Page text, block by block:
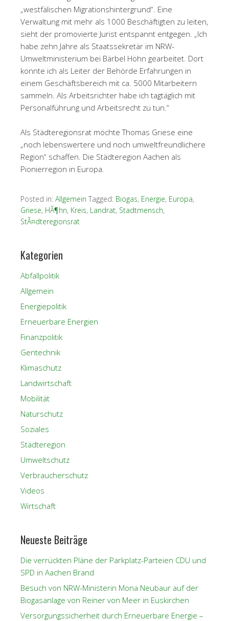
„westfälischen Migrationshintergrund“. Eine
Verwaltung mit mehr als 1000 Beschäftigten zu leiten,
sieht der promovierte Jurist entspannt entgegen. „Ich
habe zehn Jahre als Staatssekretär im NRW-
Umweltministerium bei Bärbel Höhn gearbeitet. Dort
konnte ich als Leiter der Behörde Erfahrungen in
einem Geschäftsbereich mit ca. 5000 Mitarbeitern
sammeln. Als Arbeitsrichter habe ich tagtäglich mit
Personalführung und Arbeitsrecht zu tun.“
Als Städteregionsrat möchte Thomas Griese eine
„noch lebenswertere und noch umweltfreundlichere
Region“ schaffen. Die Städteregion Aachen als
Pionierregion in Europa.
Posted in: Allgemein Tagged: Biogas, Energie, Europa,
Griese, HÃ¶hn, Kreis, Landrat, Stadtmensch,
StÃ¤dteregionsrat
Kategorien
Abfallpolitik
Allgemein
Energiepolitik
Erneuerbare Energien
Finanzpolitik
Gentechnik
Klimaschutz
Landwirtschaft
Mobilität
Naturschutz
Soziales
Städteregion
Umweltschutz
Verbraucherschutz
Videos
Wirtschaft
Neueste Beiträge
Die verrückten Pläne der Parkplatz-Parteien CDU und
SPD in Aachen Brand
Besuch von NRW-Ministerin Mona Neubaur auf der
Biogasanlage von Reiner von Meer in Euskirchen
Versorgungssicherheit durch Erneuerbare Energie –